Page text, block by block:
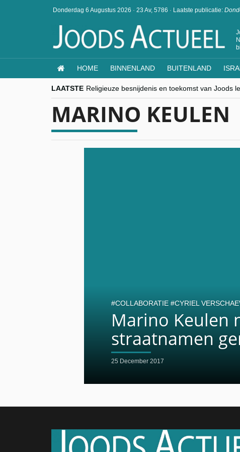
Donderdag 6 Augustus 2026 · 23 Av, 5786 · Laatste publicatie:
HOME BINNENLAND BUITENLAND
LAATSTE Religieuze besnijdenis en toekomst van Joods
“Besnijdenisdebat toont hoe moeilijk seculiere
CITYTRIP | ROEMENIË – Boekarest: de
“Vandaag zit elke Jood in België op de
goKosher lanceert nieuwe website en
MARINO KEULEN
Marino Keulen
straatnamen
25 December 2017
COLLABORATIE CYRIEL